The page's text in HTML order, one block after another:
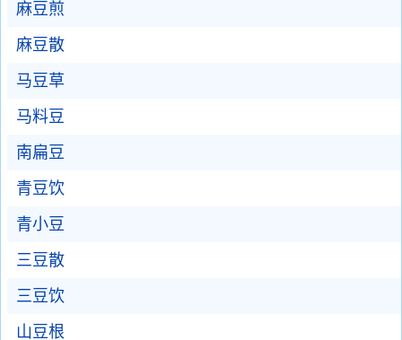
麻豆煎
麻豆散
马豆草
马料豆
南扁豆
青豆饮
青小豆
三豆散
三豆饮
山豆根